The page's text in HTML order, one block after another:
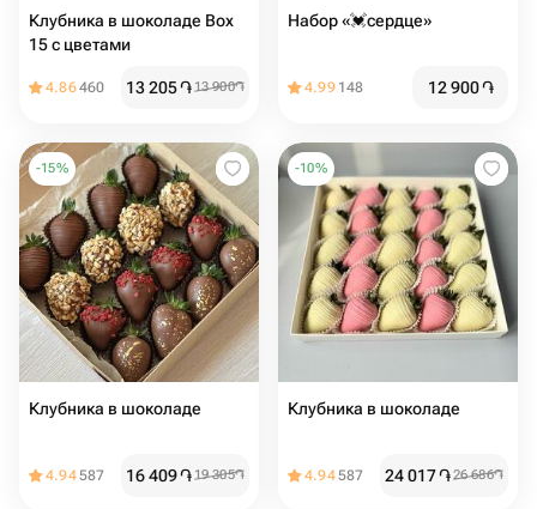
Клубника в шоколаде Box
15 с цветами
4.86460 13 205֏13 900֏
Набор «💓сердце»
4.99 148 12 900֏
-15%
Клубника в шоколаде
4.94587 16 409֏19 305֏
-10%
Клубника в шоколаде
4.94587 24 017֏26 686֏